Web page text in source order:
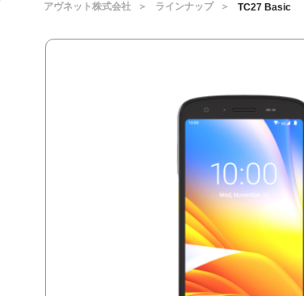
アヴネット株式会社 ラインナップ TC27 Basic